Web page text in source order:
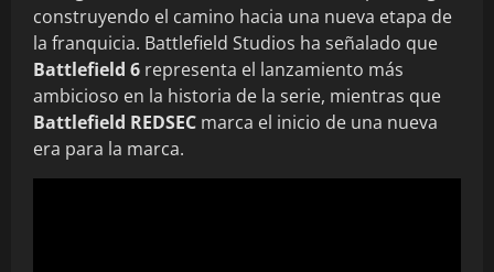
construyendo el camino hacia una nueva etapa de
la franquicia. Battlefield Studios ha señalado que
Battlefield 6 representa el lanzamiento más
ambicioso en la historia de la serie, mientras que
Battlefield REDSEC marca el inicio de una nueva
era para la marca.